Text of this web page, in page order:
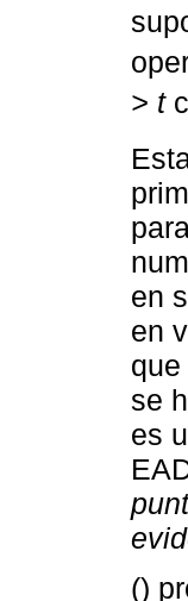
> t
en
en
se
es
()